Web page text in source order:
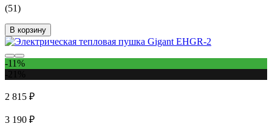
(51)
В корзину
-11%
2 815 ₽
3 190 ₽